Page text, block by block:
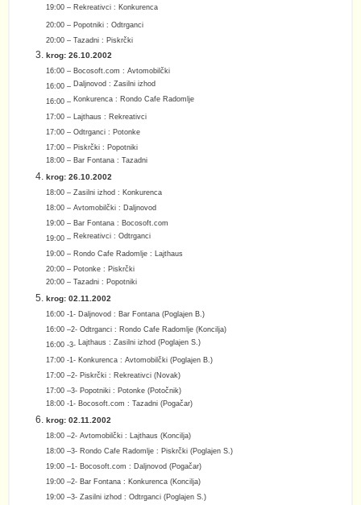
19:00 – Rekreativci : Konkurenca
20:00 – Popotniki : Odtrganci
20:00 – Tazadni : Piskrčki
krog: 26.10.2002
16:00 – Bocosoft.com : Avtomobilčki
16:00 – Daljnovod : Zasilni izhod
16:00 – Konkurenca : Rondo Cafe Radomlje
17:00 –
Lajthaus : Rekreativci
17:00 – Odtrganci : Potonke
17:00 – Piskrčki : Popotniki
18:00 – Bar Fontana : Tazadni
krog: 26.10.2002
18:00 – Zasilni izhod : Konkurenca
18:00 – Avtomobilčki : Daljnovod
19:00 – Bar Fontana : Bocosoft.com
19:00 – Rekreativci : Odtrganci
19:00 – Rondo Cafe Radomlje : Lajthaus
20:00 – Potonke : Piskrčki
20:00 – Tazadni : Popotniki
krog: 02.11.2002
16:00 -1- Daljnovod : Bar Fontana (Poglajen B.)
16:00 –2- Odtrganci : Rondo Cafe Radomlje (Koncilja)
16:00 -3- Lajthaus : Zasilni izhod (Poglajen S.)
17:00 -1- Konkurenca : Avtomobilčki (Poglajen B.)
17:00 –2- Piskrčki : Rekreativci (Novak)
17:00 –3- Popotniki : Potonke (Potočnik)
18:00 -1- Bocosoft.com : Tazadni (Pogačar)
krog: 02.11.2002
18:00 –2- Avtomobilčki : Lajthaus (Koncilja)
18:00 –3- Rondo Cafe Radomlje : Piskrčki (Poglajen S.)
19:00 –1- Bocosoft.com : Daljnovod (Pogačar)
19:00 –2- Bar Fontana : Konkurenca (Koncilja)
19:00 –3- Zasilni izhod : Odtrganci (Poglajen S.)